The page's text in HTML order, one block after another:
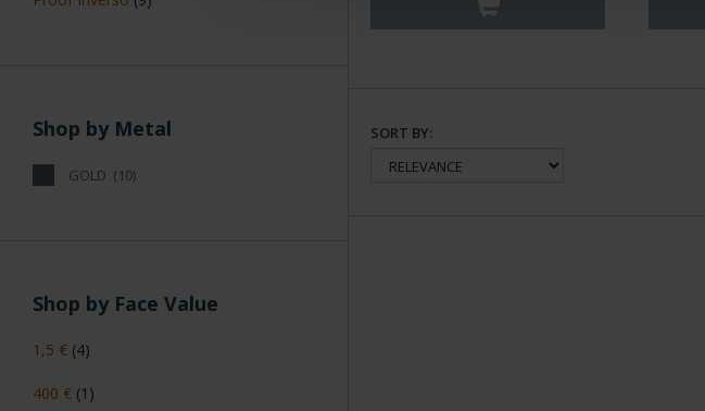
Shop by Metal
GOLD (10)
Shop by Face Value
1,5 € (4)
400 € (1)
SORT BY: